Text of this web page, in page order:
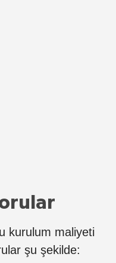
kurulum maliyeti
şu şekilde: